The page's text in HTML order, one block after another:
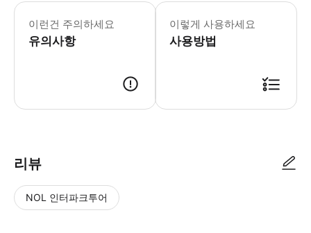
이런건 주의하세요
유의사항
* 소요시간 : 180분 (옵션에 따라 소요
이렇게 사용하세요
사용방법
리뷰
NOL 인터파크투어